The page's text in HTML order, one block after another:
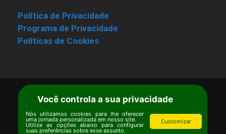
Política de Privacidade
Programa de Privacidade
Políticas de Cookies
Termos de Uso |Estatuto
Copyright © Ipê – Instituto de Pesquisas
Ecológicas.
Você controla a sua privacidade
Nós utilizamos cookies para lhe oferecer
uma jornada personalizada em nosso site.
Utilize as opções abaixo para configurar
suas preferências sobre esse assunto.
Customizar